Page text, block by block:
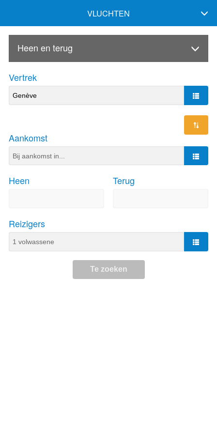
VLUCHTEN
Heen en terug
Vertrek
Aankomst
Heen Terug
Reizigers
Te zoeken